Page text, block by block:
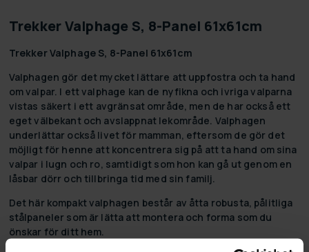
Trekker Valphage S, 8-Panel 61x61cm
Trekker Valphage S, 8-Panel 61x61cm
Valphagen gör det mycket lättare att uppfostra och ta hand
om valpar. I ett valphage kan de nyfikna och ivriga valparna
vistas säkert i ett avgränsat område, men de har också ett
eget välbekant och avslappnat lekområde. Valphagen
underlättar också livet för mamman, eftersom de gör det
möjligt för henne att koncentrera sig på att ta hand om sina
valpar i lugn och ro, samtidigt som hon kan gå ut genom en
låsbar dörr och tillbringa tid med sin familj.
Det här kompakt valphagen består av åtta robusta, pålitliga
stålpaneler som är lätta att montera och forma som du
önskar för ditt hem.